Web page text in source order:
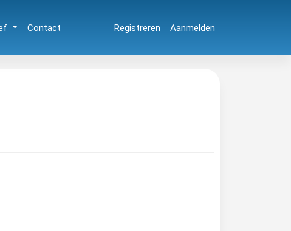
Contact Registreren Aanmelden